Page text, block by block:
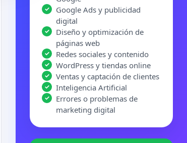
Google Ads y publicidad
digital
Diseño y optimización de
páginas web
Redes sociales y contenido
WordPress y tiendas online
Ventas y captación de clientes
Inteligencia Artificial
Errores o problemas de
marketing digital